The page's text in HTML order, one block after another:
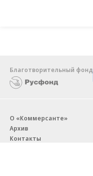
Благотворительный фонд
О «Коммерсанте»
Архив
Контакты